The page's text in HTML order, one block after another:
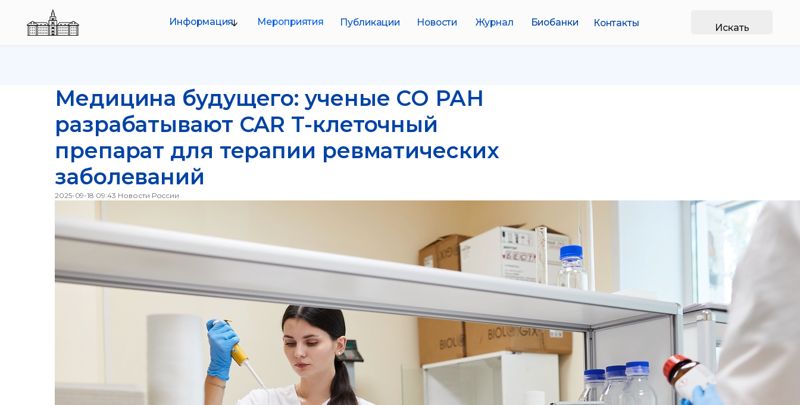
Информация Мероприятия Публикации Новости Журнал Контакты
Биобанки Искать
Структура
Документы
Медицина будущего: ученые СО РАН
разрабатывают CAR T-клеточный
препарат для терапии ревматических
заболеваний
2025-09-18 09:43 Новости России